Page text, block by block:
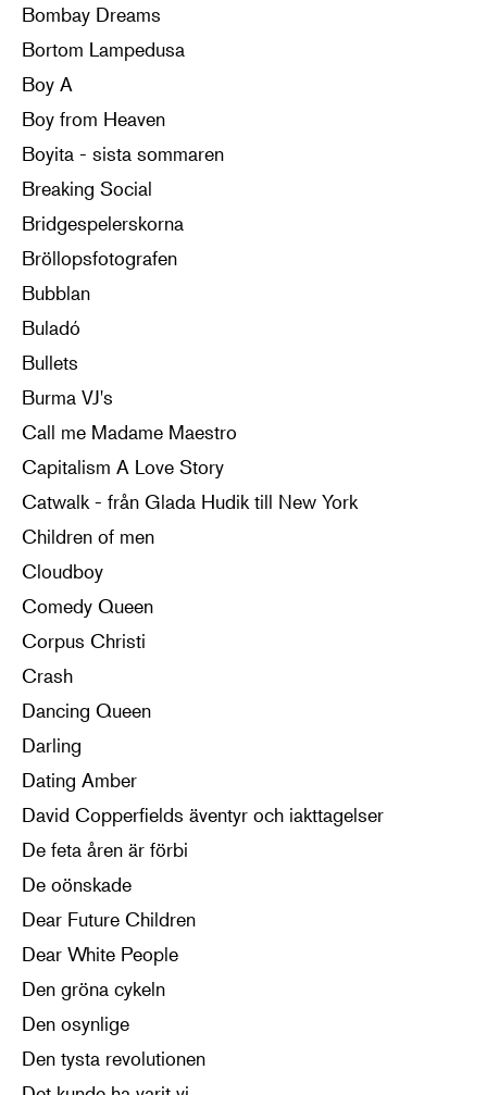
Bombay Dreams
Bortom Lampedusa
Boy A
Boy from Heaven
Boyita - sista sommaren
Breaking Social
Bridgespelerskorna
Bröllopsfotografen
Bubblan
Buladó
Bullets
Burma VJ's
Call me Madame Maestro
Capitalism A Love Story
Catwalk - från Glada Hudik till New York
Children of men
Cloudboy
Comedy Queen
Corpus Christi
Crash
Dancing Queen
Darling
Dating Amber
David Copperfields äventyr och iakttagelser
De feta åren är förbi
De oönskade
Dear Future Children
Dear White People
Den gröna cykeln
Den osynlige
Den tysta revolutionen